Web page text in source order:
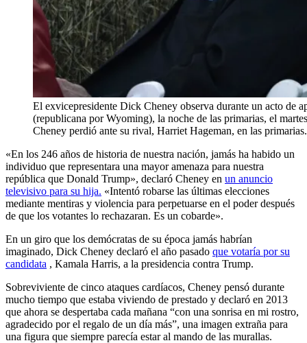
El exvicepresidente Dick Cheney observa durante un acto de
(republicana por Wyoming), la noche de las primarias, el
Cheney perdió ante su rival, Harriet Hageman, en las
«En los 246 años de historia de nuestra nación, jamás ha habido un
individuo que representara una mayor amenaza para nuestra
república que Donald Trump», declaró Cheney en un anuncio
televisivo para su hija. «Intentó robarse las últimas elecciones
mediante mentiras y violencia para perpetuarse en el poder después
de que los votantes lo rechazaran. Es un cobarde».
En un giro que los demócratas de su época jamás habrían
imaginado, Dick Cheney declaró el año pasado que votaría por su
candidata , Kamala Harris, a la presidencia contra Trump.
Sobreviviente de cinco ataques cardíacos, Cheney pensó durante
mucho tiempo que estaba viviendo de prestado y declaró en 2013
que ahora se despertaba cada mañana “con una sonrisa en mi rostro,
agradecido por el regalo de un día más”, una imagen extraña para
una figura que siempre parecía estar al mando de las murallas.